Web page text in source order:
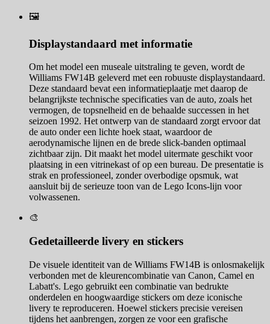
🖼️
Displaystandaard met informatie
Om het model een museale uitstraling te geven, wordt de
Williams FW14B geleverd met een robuuste displaystandaard.
Deze standaard bevat een informatieplaatje met daarop de
belangrijkste technische specificaties van de auto, zoals het
vermogen, de topsnelheid en de behaalde successen in het
seizoen 1992. Het ontwerp van de standaard zorgt ervoor dat
de auto onder een lichte hoek staat, waardoor de
aerodynamische lijnen en de brede slick-banden optimaal
zichtbaar zijn. Dit maakt het model uitermate geschikt voor
plaatsing in een vitrinekast of op een bureau. De presentatie is
strak en professioneel, zonder overbodige opsmuk, wat
aansluit bij de serieuze toon van de Lego Icons-lijn voor
volwassenen.
🎨
Gedetailleerde livery en stickers
De visuele identiteit van de Williams FW14B is onlosmakelijk
verbonden met de kleurencombinatie van Canon, Camel en
Labatt's. Lego gebruikt een combinatie van bedrukte
onderdelen en hoogwaardige stickers om deze iconische
livery te reproduceren. Hoewel stickers precisie vereisen
tijdens het aanbrengen, zorgen ze voor een grafische